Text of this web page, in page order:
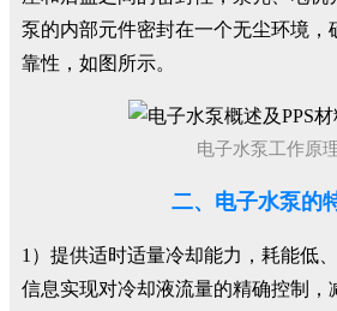
泵的内部元件密封在一个无尘环境，
靠性，如图所示。
电子水泵工作原
二、电子水泵的
1）提供适时适量冷却能力，耗能低
信息实现对冷却液流量的精确控制，